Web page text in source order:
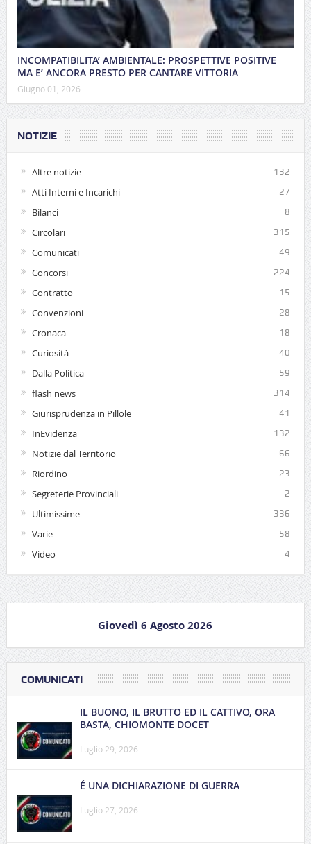
INCOMPATIBILITA’ AMBIENTALE: PROSPETTIVE POSITIVE
MA E’ ANCORA PRESTO PER CANTARE VITTORIA
Giugno 01, 2026
NOTIZIE
Altre notizie 132
Atti Interni e Incarichi 27
Bilanci 8
Circolari 315
Comunicati 49
Concorsi 224
Contratto 15
Convenzioni 28
Cronaca 18
Curiosità 40
Dalla Politica 59
flash news 314
Giurisprudenza in Pillole 41
InEvidenza 132
Notizie dal Territorio 66
Riordino 23
Segreterie Provinciali 2
Ultimissime 336
Varie 58
Video 4
Giovedì 6 Agosto 2026
COMUNICATI
IL BUONO, IL BRUTTO ED IL CATTIVO, ORA
BASTA, CHIOMONTE DOCET
Luglio 29, 2026
É UNA DICHIARAZIONE DI GUERRA
Luglio 27, 2026